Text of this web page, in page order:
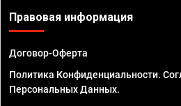
Правовая информация
Договор-Оферта
Политика Конфиденциальности.
Персональных Данных.